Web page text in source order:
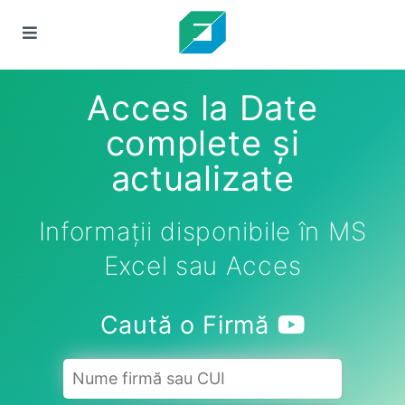
Acces la Date
complete și
actualizate
Informații disponibile în MS
Excel sau Acces
Caută o Firmă